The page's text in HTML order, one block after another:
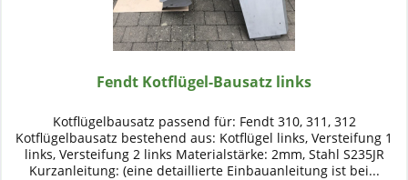
Fendt Kotflügel-Bausatz links
Kotflügelbausatz passend für: Fendt 310, 311, 312
Kotflügelbausatz bestehend aus: Kotflügel links, Versteifung 1
links, Versteifung 2 links Materialstärke: 2mm, Stahl S235JR
Kurzanleitung: (eine detaillierte Einbauanleitung ist bei...